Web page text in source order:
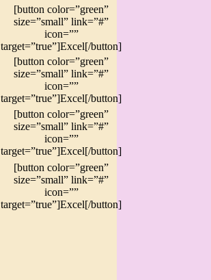
[button color=”green”
size=”small” link=”#”
icon=””
target=”true”]Excel[/button]
[button color=”green”
size=”small” link=”#”
icon=””
target=”true”]Excel[/button]
[button color=”green”
size=”small” link=”#”
icon=””
target=”true”]Excel[/button]
[button color=”green”
size=”small” link=”#”
icon=””
target=”true”]Excel[/button]